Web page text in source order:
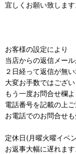
宜しくお願い致します
お客様の設定により
当店からの返信メー
２日経って返信が無
大変お手数ではござ
もう一度お問合せ欄よ
電話番号を記載の上ご
お電話でのお問合せ
定休日(月曜火曜イベ
お返事大幅に遅れます